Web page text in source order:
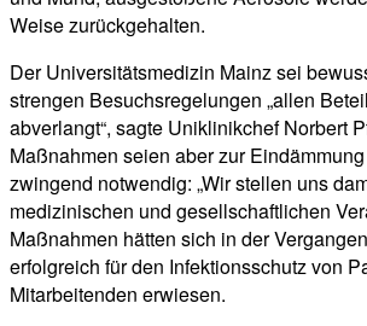
Weise zurückgehalten.
Der Universitätsmedizin Mainz sei
strengen Besuchsregelungen „allen
abverlangt“, sagte Uniklinikchef Norbert
Maßnahmen seien aber zur
zwingend notwendig: „Wir stellen uns
medizinischen und gesellschaftlichen
Maßnahmen hätten sich in der
erfolgreich für den Infektionsschutz von
Mitarbeitenden erwiesen.